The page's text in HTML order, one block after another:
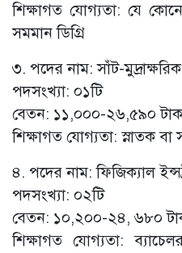
শিক্ষাগত যোগ্যতা: যে
সমমান ডিগ্রি
৩. পদের নাম: সাঁট-
পদসংখ্যা: ০১টি
বেতন: ১১,০০০-২৬,৫৯০
শিক্ষাগত যোগ্যতা: স্নাতক বা
৪. পদের নাম: ফিজিক্যাল
পদসংখ্যা: ০২টি
বেতন: ১০,২০০-২৪, ৬৮০
শিক্ষাগত যোগ্যতা: